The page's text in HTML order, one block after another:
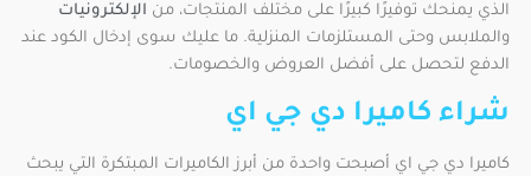
الذي يمنحك توفيرًا كبيرًا على مختلف المنتجات، من الإلكترونيات
والملابس وحتى المستلزمات المنزلية. ما عليك سوى إدخال الكود عند
الدفع لتحصل على أفضل العروض والخصومات.
شراء كاميرا دي جي اي
كاميرا دي جي اي أصبحت واحدة من أبرز الكاميرات المبتكرة التي يبحث